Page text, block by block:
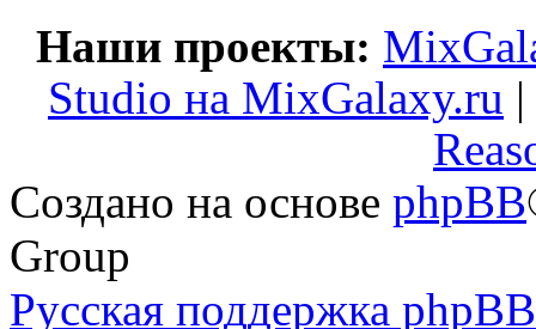
Наши проекты:
Studio на MixGalaxy.ru |
Создано на основе phpBB
Group
Русская поддержка phpBB